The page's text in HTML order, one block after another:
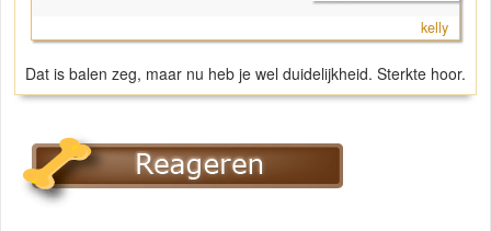
kelly
Dat is balen zeg, maar nu heb je wel duidelijkheid. Sterkte hoor.